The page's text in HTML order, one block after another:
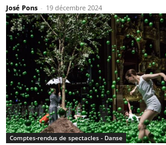
José Pons - 19 décembre 2024
Comptes-rendus de spectacles - Danse